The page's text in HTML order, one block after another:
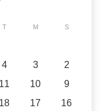
S
M
T
2
3
4
9
10
11
16
17
18